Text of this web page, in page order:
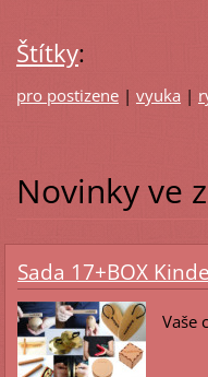
Štítky:
pro postizene | vyuka |
Novinky ve
Sada 17+BOX
Vaše